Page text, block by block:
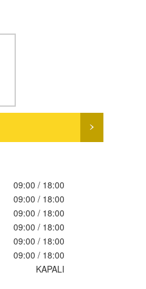
09:00 / 18:00
09:00 / 18:00
09:00 / 18:00
09:00 / 18:00
09:00 / 18:00
09:00 / 18:00
KAPALI